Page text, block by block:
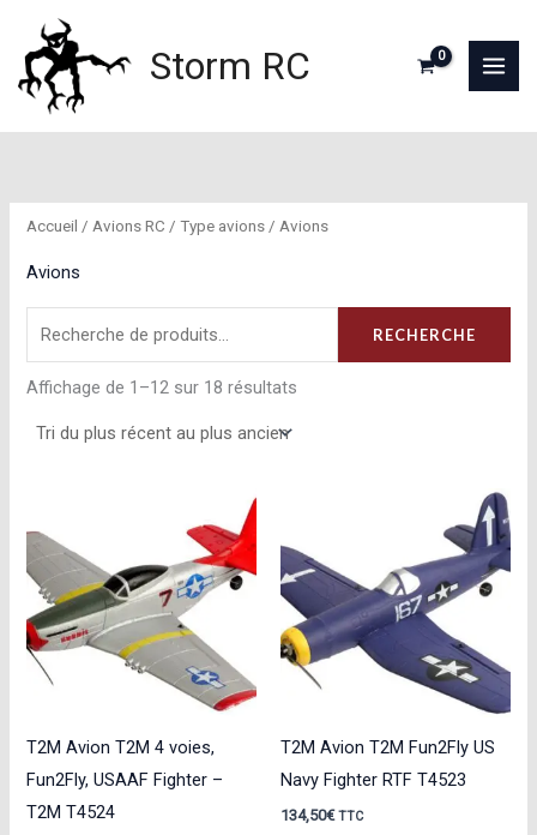
contenu
Storm RC
Accueil / Avions RC /Type avions / Avions
Avions
RECHERCHE
Affichage de 1–12 sur 18 résultats
T2M Avion T2M 4 voies,
Fun2Fly, USAAF Fighter –
T2M T4524
T2M Avion T2M Fun2Fly US
Navy Fighter RTF T4523
134,50€ TTC